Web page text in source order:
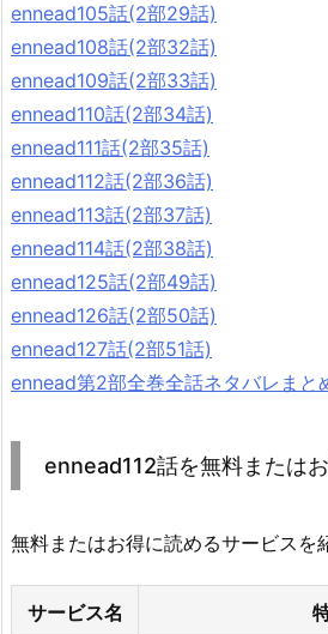
ennead105話(2部29話)
ennead108話(2部32話)
ennead109話(2部33話)
ennead110話(2部34話)
ennead111話(2部35話)
ennead112話(2部36話)
ennead113話(2部37話)
ennead114話(2部38話)
ennead125話(2部49話)
ennead126話(2部50話)
ennead127話(2部51話)
ennead第2部全巻全話ネタバレまと
ennead112話を無料または
無料またはお得に読めるサービスを
サービス名